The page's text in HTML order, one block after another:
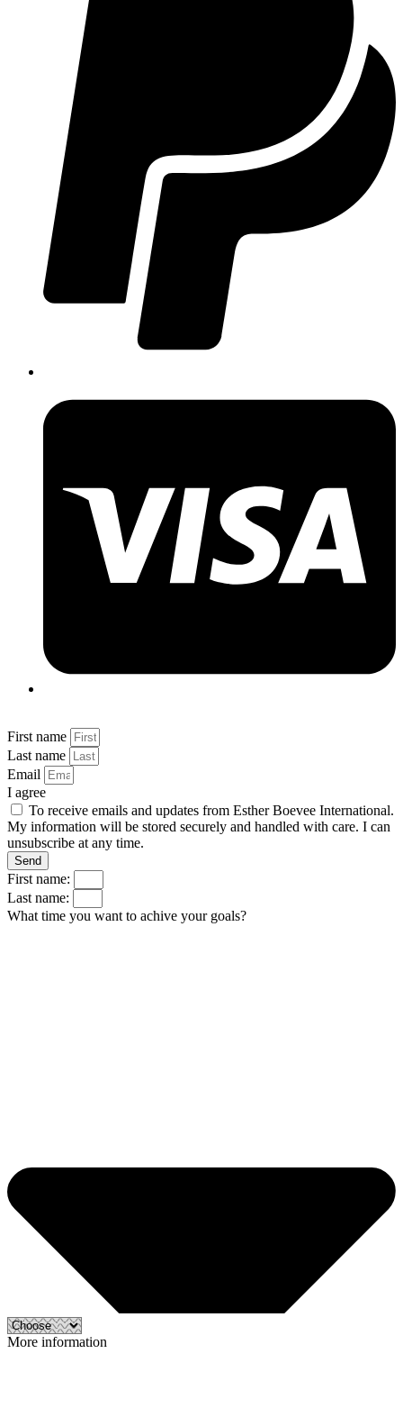
First name
Last name
Email
I agree
To receive emails and updates from Esther Boevee International.
My information will be stored securely and handled with care. I can
unsubscribe at any time.
Send
First name:
Last name:
What time you want to achive your goals?
More information